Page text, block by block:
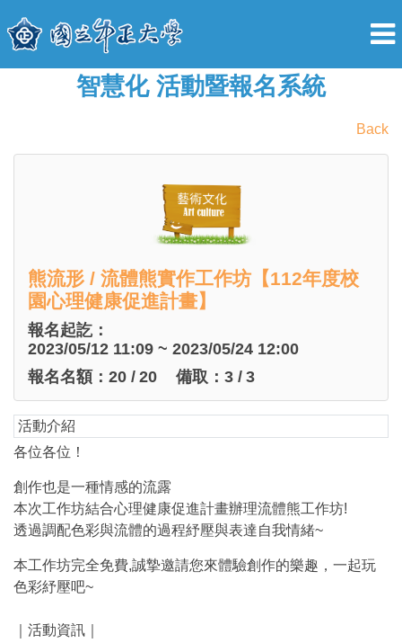
智慧化 活動暨報名系統
Back
熊流形 / 流體熊實作工作坊【112年度校
園心理健康促進計畫】
報名起訖：
2023/05/12 11:09 ~ 2023/05/24 12:00
報名名額： 20 / 20 備取： 3 / 3
活動介紹
各位各位！
創作也是一種情感的流露
本次工作坊結合心理健康促進計畫辦理流體熊工作坊!
透過調配色彩與流體的過程紓壓與表達自我情緒~
本工作坊完全免費,誠摯邀請您來體驗創作的樂趣，一起玩
色彩紓壓吧~
｜活動資訊｜